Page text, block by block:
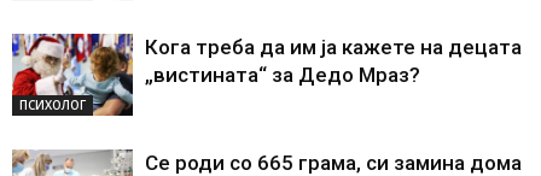
ПСИХОЛОГ
Кога треба да им ја кажете на децата
„вистината“ за Дедо Мраз?
Се роди со 665 грама, си замина дома